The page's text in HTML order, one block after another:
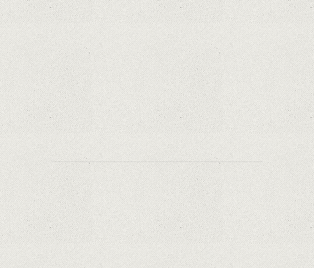
Android de pe piață
Orange a inclus telefoane premium
recondiționate în portofoliul său; Cum sunt
prețurile față de alte platforme similare?